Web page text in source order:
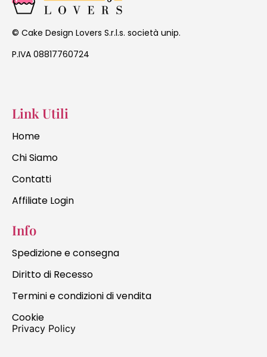
© Cake Design Lovers S.r.l.s. società unip.
P.IVA 08817760724
Link Utili
Home
Chi Siamo
Contatti
Affiliate Login
Info
Spedizione e consegna
Diritto di Recesso
Termini e condizioni di vendita
Cookie
Privacy Policy